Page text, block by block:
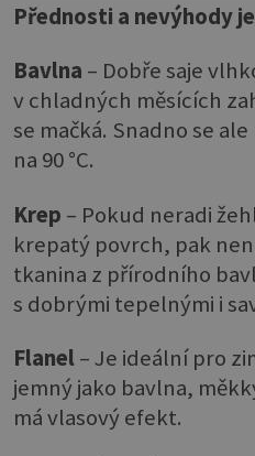
Přednosti a nevýhody
Bavlna – Dobře saje
v chladných měsících
se mačká. Snadno se
na 90 °C.
Krep – Pokud neradi
krepatý povrch, pak
tkanina z přírodního
s dobrými tepelnými i
Flanel– Je ideální pro
jemný jako bavlna,
má vlasový efekt.